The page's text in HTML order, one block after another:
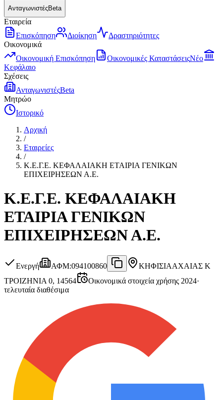
ΑνταγωνιστέςBeta
Εταιρεία
Επισκόπηση
Διοίκηση
Δραστηριότητες
Οικονομικά
Οικονομική Επισκόπηση
Οικονομικές ΚαταστάσειςΝέο
Κεφάλαιο
Σχέσεις
ΑνταγωνιστέςBeta
Μητρώο
Ιστορικό
Αρχική
/
Εταιρείες
/
Κ.Ε.Γ.Ε. ΚΕΦΑΛΑΙΑΚΗ ΕΤΑΙΡΙΑ ΓΕΝΙΚΩΝ
ΕΠΙΧΕΙΡΗΣΕΩΝ Α.Ε.
Κ.Ε.Γ.Ε. ΚΕΦΑΛΑΙΑΚΗ
ΕΤΑΙΡΙΑ ΓΕΝΙΚΩΝ
ΕΠΙΧΕΙΡΗΣΕΩΝ Α.Ε.
Ενεργή ΑΦΜ:094100860 ΚΗΦΙΣΙΑΑΧΑΙΑΣ Κ
ΤΡΟΙΖΗΝΙΑ 0, 14564
Οικονομικά στοιχεία χρήσης 2024·
τελευταία διαθέσιμα